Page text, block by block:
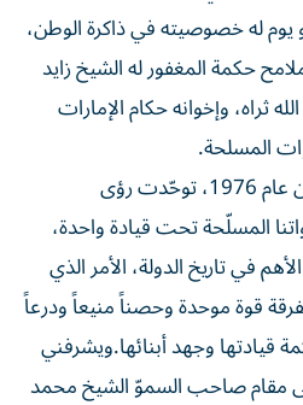
له خصوصيته في ذاكرة الوطن،
حكمة المغفور له الشيخ زايد
ثراه، وإخوانه حكام الإمارات
المسلحة.
وقال: في مثل ذلك اليوم من عام 1976، توحّدت رؤى
المسلّحة تحت قيادة واحدة،
في تاريخ الدولة، الأمر الذي
قوة موحدة وحصناً منيعاً ودرعاً
قيادتها وجهد أبنائها.ويشرفني
مقام صاحب السموّ الشيخ محمد